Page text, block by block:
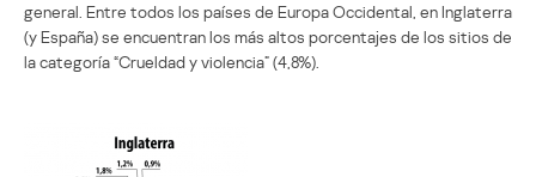
general. Entre todos los países de Europa Occidental, en Inglaterra
(y España) se encuentran los más altos porcentajes de los sitios de
la categoría “Crueldad y violencia” (4,8%).